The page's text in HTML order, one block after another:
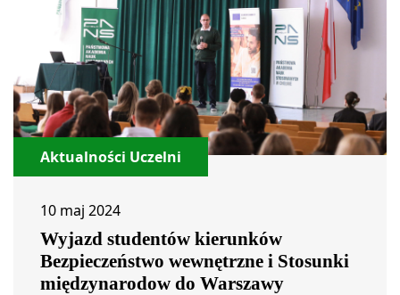
Aktualności Uczelni
10 maj 2024
Wyjazd studentów kierunków
Bezpieczeństwo wewnętrzne i Stosunki
międzynarodow do Warszawy